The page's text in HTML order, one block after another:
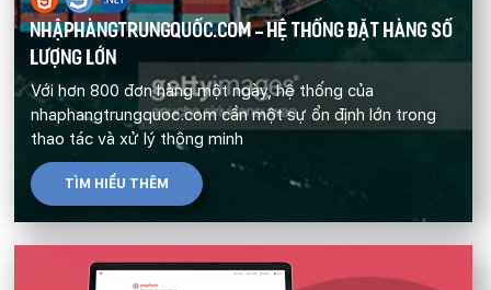
NHẬPHÀNGTRUNGQUỐC.COM - HỆ THỐNG ĐẶT HÀNG SỐ
LƯỢNG LỚN
Với hơn 800 đơn hàng một ngày, hệ thống của
nhaphangtrungquoc.com cần một sự ổn định lớn trong
thao tác và xử lý thông minh
TÌM HIỂU THÊM